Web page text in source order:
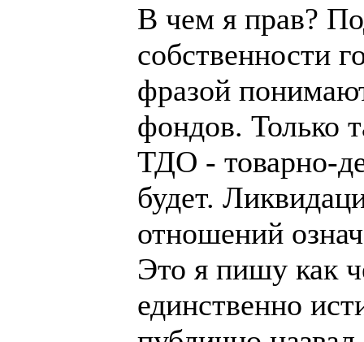
В чем я прав?
собственности
фразой
фондов. Только
ТДО - товарно-
будет.
отношений
Это я пишу как
единственно